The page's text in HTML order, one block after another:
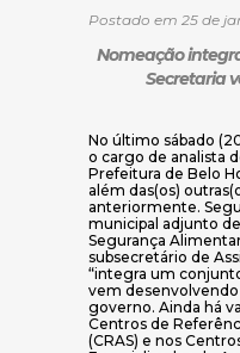
Postado em 25 de
Nomeação
Secretaria
No último sábado
o cargo de analista
Prefeitura de Belo
além das(os)
anteriormente.
municipal adjunto
Segurança
subsecretário de
“integra um
vem
governo. Ainda há
Centros de
(CRAS) e nos